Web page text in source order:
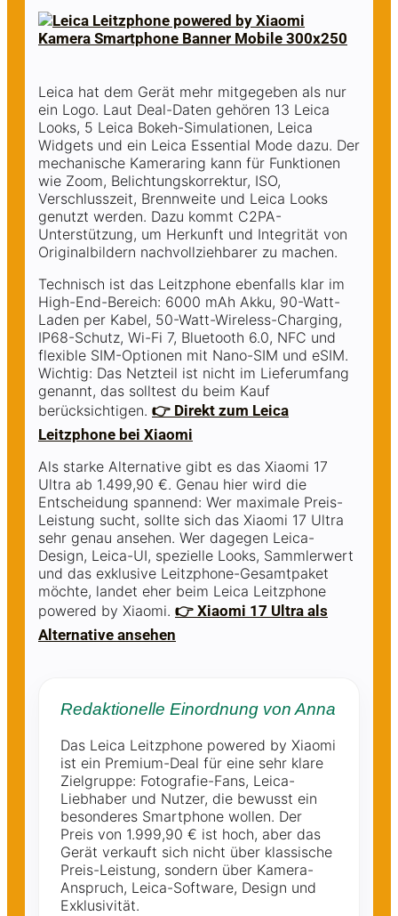
Leica hat dem Gerät mehr mitgegeben als nur
ein Logo. Laut Deal-Daten gehören 13 Leica
Looks, 5 Leica Bokeh-Simulationen, Leica
Widgets und ein Leica Essential Mode dazu. Der
mechanische Kameraring kann für Funktionen
wie Zoom, Belichtungskorrektur, ISO,
Verschlusszeit, Brennweite und Leica Looks
genutzt werden. Dazu kommt C2PA-
Unterstützung, um Herkunft und Integrität von
Originalbildern nachvollziehbarer zu machen.
Technisch ist das Leitzphone ebenfalls klar im
High-End-Bereich: 6000 mAh Akku, 90-Watt-
Laden per Kabel, 50-Watt-Wireless-Charging,
IP68-Schutz, Wi-Fi 7, Bluetooth 6.0, NFC und
flexible SIM-Optionen mit Nano-SIM und eSIM.
Wichtig: Das Netzteil ist nicht im Lieferumfang
genannt, das solltest du beim Kauf
berücksichtigen. 👉 Direkt zum Leica
Leitzphone bei Xiaomi
Als starke Alternative gibt es das Xiaomi 17
Ultra ab 1.499,90 €. Genau hier wird die
Entscheidung spannend: Wer maximale Preis-
Leistung sucht, sollte sich das Xiaomi 17 Ultra
sehr genau ansehen. Wer dagegen Leica-
Design, Leica-UI, spezielle Looks, Sammlerwert
und das exklusive Leitzphone-Gesamtpaket
möchte, landet eher beim Leica Leitzphone
powered by Xiaomi. 👉 Xiaomi 17 Ultra als
Alternative ansehen
Redaktionelle Einordnung von Anna
Das Leica Leitzphone powered by Xiaomi
ist ein Premium-Deal für eine sehr klare
Zielgruppe: Fotografie-Fans, Leica-
Liebhaber und Nutzer, die bewusst ein
besonderes Smartphone wollen. Der
Preis von 1.999,90 € ist hoch, aber das
Gerät verkauft sich nicht über klassische
Preis-Leistung, sondern über Kamera-
Anspruch, Leica-Software, Design und
Exklusivität.